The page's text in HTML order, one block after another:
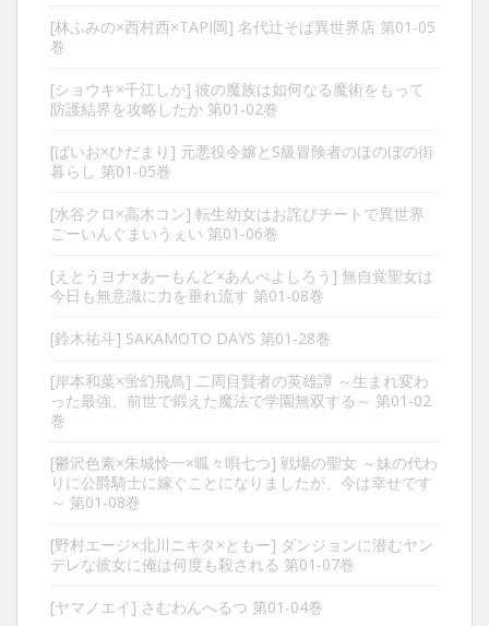
[林ふみの×西村西×TAPI岡] 名代辻そば異世界店 第01-05
巻
[ショウキ×千江しか] 彼の魔族は如何なる魔術をもって
防護結界を攻略したか 第01-02巻
[ばいお×ひだまり] 元悪役令嬢とS級冒険者のほのぼの街
暮らし 第01-05巻
[水谷クロ×高木コン] 転生幼女はお詫びチートで異世界
ごーいんぐまいうぇい 第01-06巻
[えとうヨナ×あーもんど×あんべよしろう] 無自覚聖女は
今日も無意識に力を垂れ流す 第01-08巻
[鈴木祐斗] SAKAMOTO DAYS 第01-28巻
[岸本和葉×蛍幻飛鳥] 二周目賢者の英雄譚 ～生まれ変わ
った最強、前世で鍛えた魔法で学園無双する～ 第01-02
巻
[鬱沢色素×朱城怜一×呱々唄七つ] 戦場の聖女 ～妹の代わ
りに公爵騎士に嫁ぐことになりましたが、今は幸せです
～ 第01-08巻
[野村エージ×北川ニキタ×ともー] ダンジョンに潜むヤン
デレな彼女に俺は何度も殺される 第01-07巻
[ヤマノエイ] さむわんへるつ 第01-04巻